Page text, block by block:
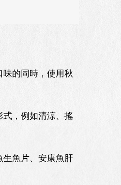
的同時，使用秋
，例如清涼、搖
魚片、安康魚肝